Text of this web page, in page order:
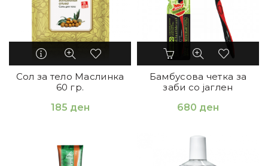
Сол за тело Маслинка
60 гр.
185 ден
Бамбусова четка за
заби со јаглен
680 ден